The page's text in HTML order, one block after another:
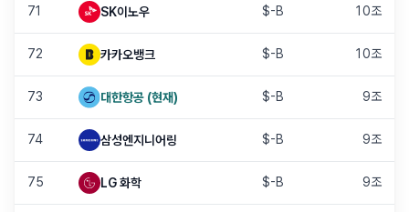
71 SK이노우 $-B 10조
72 카카오뱅크 $-B 10조
73 대한항공 (현재) $-B 9조
74 삼성엔지니어링 $-B 9조
75 LG 화학 $-B 9조